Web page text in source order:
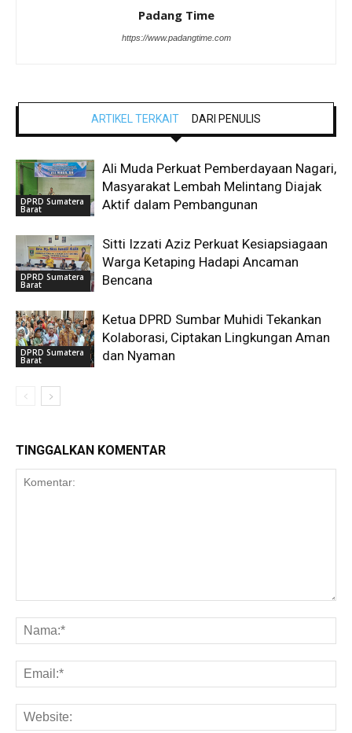
Padang Time
https://www.padangtime.com
ARTIKEL TERKAIT DARI PENULIS
DPRD Sumatera
Barat
Ali Muda Perkuat Pemberdayaan Nagari,
Masyarakat Lembah Melintang Diajak
Aktif dalam Pembangunan
DPRD Sumatera
Barat
Sitti Izzati Aziz Perkuat Kesiapsiagaan
Warga Ketaping Hadapi Ancaman
Bencana
DPRD Sumatera
Barat
Ketua DPRD Sumbar Muhidi Tekankan
Kolaborasi, Ciptakan Lingkungan Aman
dan Nyaman
TINGGALKAN KOMENTAR